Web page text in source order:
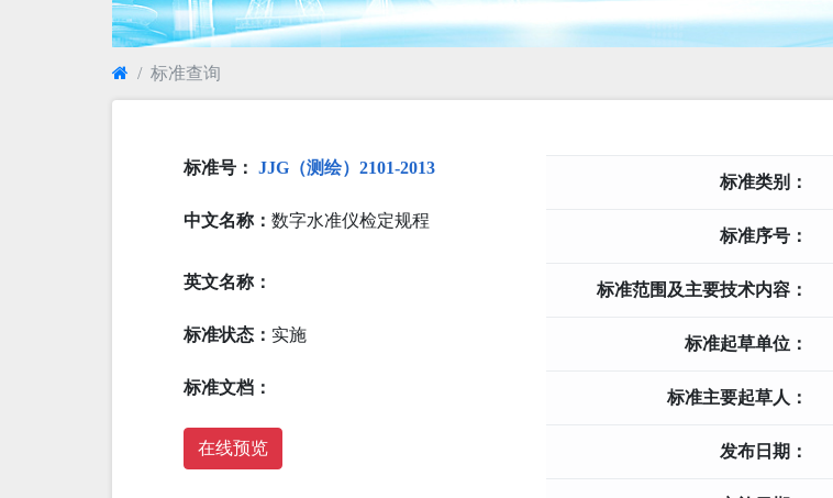
标准查询
标准号： JJG（测绘）2101-2013
中文名称： 数字水准仪检定规程
英文名称：
标准状态： 实施
标准文档：
在线预览
标准类别：
标准序号：
标准范围及主要技术内容：
标准起草单位：
标准主要起草人：
发布日期：